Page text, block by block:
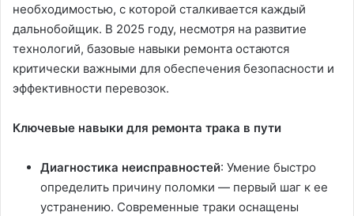
необходимостью, с которой сталкивается каждый
дальнобойщик. В 2025 году, несмотря на развитие
технологий, базовые навыки ремонта остаются
критически важными для обеспечения безопасности и
эффективности перевозок.
Ключевые навыки для ремонта трака в пути
Диагностика неисправностей: Умение быстро
определить причину поломки — первый шаг к ее
устранению. Современные траки оснащены